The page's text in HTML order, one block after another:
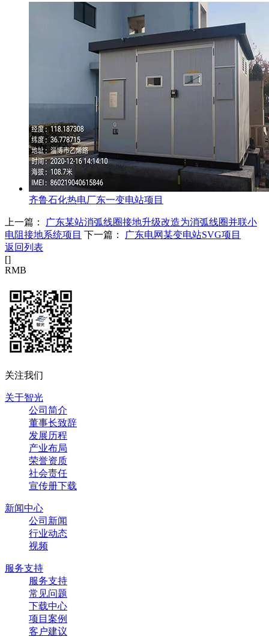
齐鲁石化热电厂东一变电站项目
上一篇：
广东某站消弧线圈接地升级改造为消弧线圈并联小
电阻接地系统项目 下一篇：
广东电网某变电站SVG项目
返回列表
[]
RMB
关注我们
关于智光
公司简介
董事长致辞
发展历程
产业布局
荣誉资质
社会责任
宣传册下载
新闻中心
公司新闻
行业动态
视频
服务支持
服务支持
常见问题
下载中心
项目案例
客户建议